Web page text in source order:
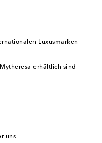
Luxusmarken
erhältlich sind
uns